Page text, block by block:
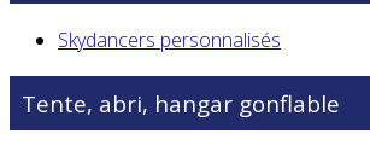
Skydancers personnalisés
Tente, abri, hangar gonflable